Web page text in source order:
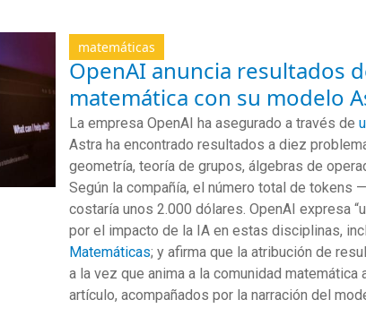
matemáticas
OpenAI anuncia resultados
matemática con su modelo
La empresa OpenAI ha asegurado a través de
Astra ha encontrado resultados a diez
geometría, teoría de grupos, álgebras de
Según la compañía, el número total de
costaría unos 2.000 dólares. OpenAI expresa
por el impacto de la IA en estas disciplinas,
Matemáticas; y afirma que la atribución de
a la vez que anima a la comunidad
artículo, acompañados por la narración del